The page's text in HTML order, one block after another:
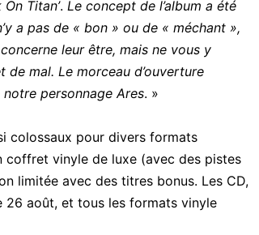
Titan’. Le concept de l’album a été
a pas de « bon » ou de « méchant »,
leur être, mais ne vous y
mal. Le morceau d’ouverture
notre personnage Ares. »
colossaux pour divers formats
coffret vinyle de luxe (avec des pistes
limitée avec des titres bonus. Les CD,
26 août, et tous les formats vinyle